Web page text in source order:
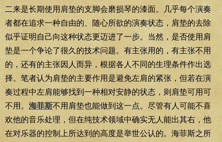
二来是长期使用肩垫的支脚会磨损琴的漆面。几乎每个演奏
者都在追求一种自由的、随心所欲的演奏状态，肩垫的去除
似乎证明自己向这种状态更迈进了一步。当然，是否使用肩
垫是一个争论了很久的技术问题。有主张用的，有主张不用
的，还有的主张因人而异，根据各人不同的生理条件作出选
择。笔者认为肩垫的主要作用是避免左肩的紧张，但若在演
奏过程中左肩能够找到一种相对安静的状态，则肩垫可用可
不用。 海菲斯不用肩垫也能做到这一点。尽管有人可能不喜
欢他的音乐处理，但在纯技术领域中确实无人能出其右，他
在对乐器的控制上所达到的高度是举世公认的。海菲斯之所